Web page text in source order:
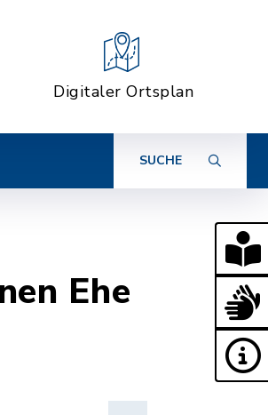
Digitaler Ortsplan
SUCHE
Ehe